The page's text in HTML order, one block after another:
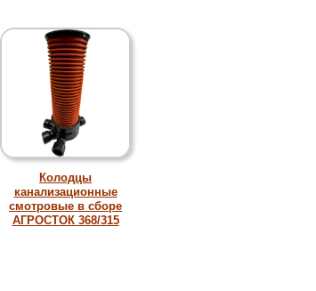
Колодцы
канализационные
смотровые в сборе
АГРОСТОК 368/315